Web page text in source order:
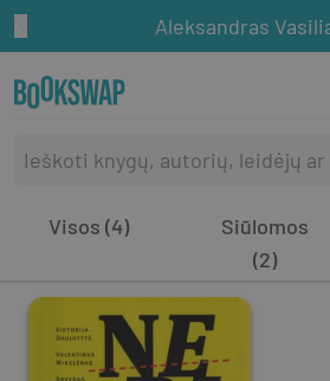
Aleksandras
Visos (4)
Siūlomos
(2)